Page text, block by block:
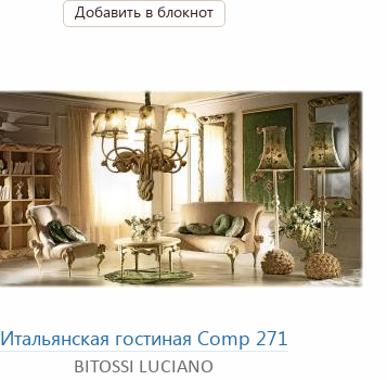
Добавить в блокнот
Итальянская гостиная Comp 271
BITOSSI LUCIANO